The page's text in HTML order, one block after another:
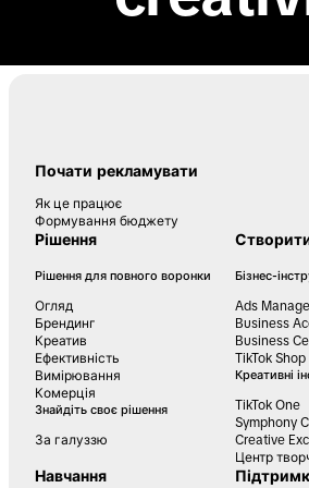
Почати рекламувати
Як це працює
Формування бюджету
Рішення
Рішення для повного воронки
Огляд
Брендинг
Креатив
Ефективність
Вимірювання
Комерція
Знайдіть своє рішення
За галуззю
Бізнес-
Ads
Business
Business
TikTok Shop
Креативні
TikTok One
Symphony
Creative
Центр
Навчання